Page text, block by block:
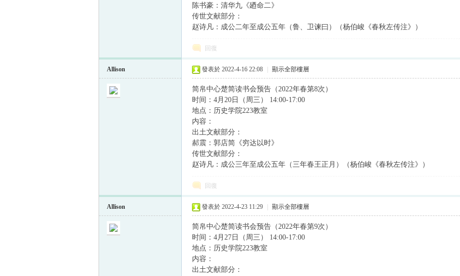
陈书豪：清华九《廼命二》
传世文献部分：
赵诗凡：成公二年至成公五年（鲁、卫谏曰）（杨伯峻《春秋左传注》）
回復
Allison 發表於 2022-4-16 22:08 顯示全部樓層
简帛中心楚简读书会预告（2022年春第8次）
时间：4月20日（周三） 14:00-17:00
地点：历史学院223教室
内容：
出土文献部分：
郝震：郭店简《穷达以时》
传世文献部分：
赵诗凡：成公三年至成公五年（三年春王正月）（杨伯峻《春秋左传注》）
回復
Allison 發表於 2022-4-23 11:29 顯示全部樓層
简帛中心楚简读书会预告（2022年春第9次）
时间：4月27日（周三） 14:00-17:00
地点：历史学院223教室
内容：
出土文献部分：